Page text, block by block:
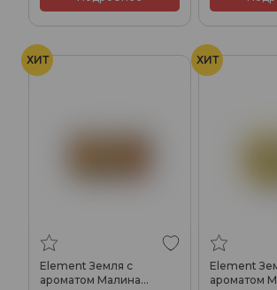
ХИТ
Element Земля с
ароматом Малина
ХИТ
Element
ароматом